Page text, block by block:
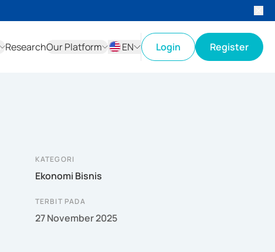
ResearchOur Platform
EN
Login Register
KATEGORI
Ekonomi Bisnis
TERBIT PADA
27 November 2025